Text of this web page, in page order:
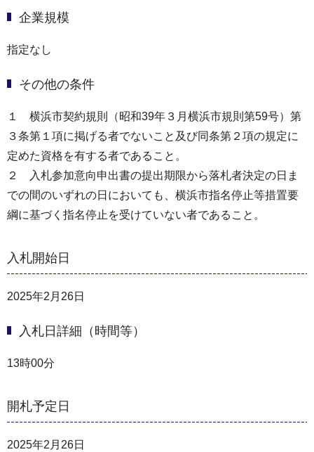
企業規模
指定なし
その他の条件
１ 横浜市契約規則（昭和39年３月横浜市規則第59号）第
３条第１項に掲げる者でないこと及び同条第２項の規定に
定めた資格を有する者であること。
２ 入札参加意向申出書の提出期限から落札者決定の日ま
での間のいずれの日においても、横浜市指名停止等措置要
綱に基づく指名停止を受けていない者であること。
入札開始日
2025年2月26日
入札日詳細（時間等）
13時00分
開札予定日
2025年2月26日